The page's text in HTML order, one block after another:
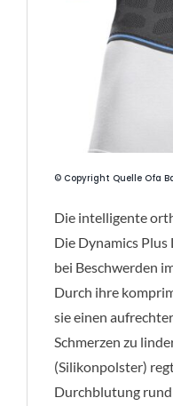
© Copyright Quelle Ofa
Die intelligente
Die Dynamics
bei Beschwerden
Durch ihre
sie einen
Schmerzen zu
(Silikonpolster)
Durchblutung